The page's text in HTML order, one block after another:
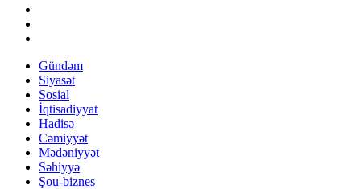
Gündəm
Siyasət
Sosial
İqtisadiyyat
Hadisə
Cəmiyyət
Mədəniyyət
Səhiyyə
Şou-biznes